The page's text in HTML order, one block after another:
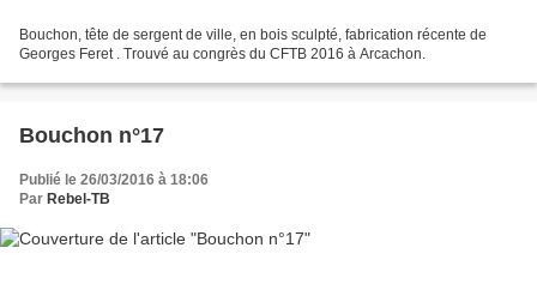
Bouchon, tête de sergent de ville, en bois sculpté, fabrication récente de
Georges Feret . Trouvé au congrès du CFTB 2016 à Arcachon.
Bouchon n°17
Publié le 26/03/2016 à 18:06
Par Rebel-TB